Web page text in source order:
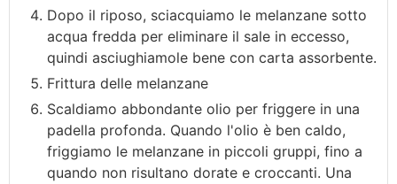
Dopo il riposo, sciacquiamo le melanzane sotto
acqua fredda per eliminare il sale in eccesso,
quindi asciughiamole bene con carta assorbente.
Frittura delle melanzane
Scaldiamo abbondante olio per friggere in una
padella profonda. Quando l'olio è ben caldo,
friggiamo le melanzane in piccoli gruppi, fino a
quando non risultano dorate e croccanti. Una